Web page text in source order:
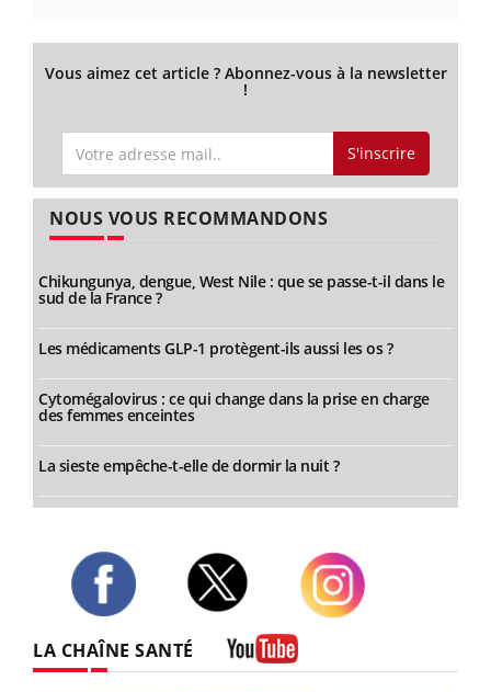
Vous aimez cet article ? Abonnez-vous à la newsletter
!
S'inscrire
NOUS VOUS RECOMMANDONS
Chikungunya, dengue, West Nile : que se passe-t-il dans le
sud de la France ?
Les médicaments GLP-1 protègent-ils aussi les os ?
Cytomégalovirus : ce qui change dans la prise en charge
des femmes enceintes
La sieste empêche-t-elle de dormir la nuit ?
LA CHAÎNE SANTÉ